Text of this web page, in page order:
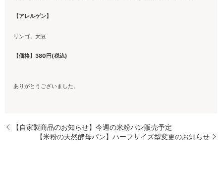
【アレルゲン】
リンゴ、大豆
【価格】380円(税込)
ありがとうございました。
【自家製商品のお知らせ】今週の米粉パン販売予定
【米粉の天然酵母パン】ハーフサイズ型変更のお知らせ